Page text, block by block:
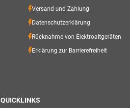
Versand und Zahlung
Datenschutzerklärung
Rücknahme von Elektroaltgeräten
Erklärung zur Barrierefreiheit
QUICKLINKS